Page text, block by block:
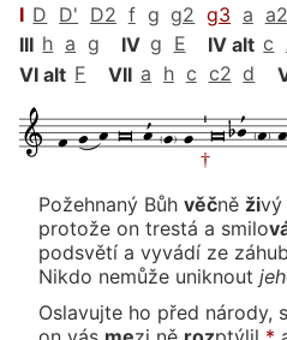
I D D' D2 f g g2 g3 a a2
III h a g IV g E IV alt c
VI alt F VII a h c c2 d
Požehnaný Bůh věčně živý
protože on trestá a smilo
podsvětí a vyvádí ze
Nikdo nemůže uniknout je
Oslavujte ho před národy,